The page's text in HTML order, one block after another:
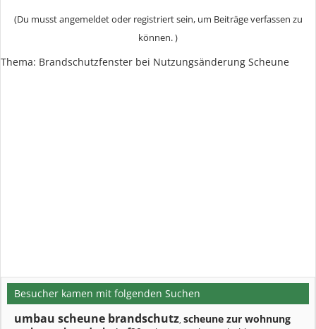
(Du musst angemeldet oder registriert sein, um Beiträge verfassen zu
können. )
Thema: Brandschutzfenster bei Nutzungsänderung Scheune
Besucher kamen mit folgenden Suchen
umbau scheune brandschutz, scheune zur wohnung